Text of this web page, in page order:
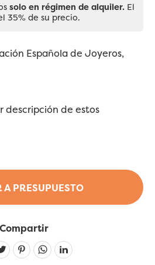
PRESUPUESTO
solo en régimen de alquiler. El
35% de su precio.
Española de Joyeros,
descripción de estos
Compartir
Linkedin